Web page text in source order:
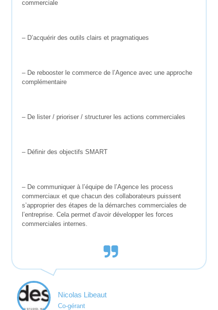
commerciale
– D’acquérir des outils clairs et pragmatiques
– De rebooster le commerce de l’Agence avec une approche
complémentaire
– De lister / prioriser / structurer les actions commerciales
– Définir des objectifs SMART
– De communiquer à l’équipe de l’Agence les process
commerciaux et que chacun des collaborateurs puissent
s’approprier des étapes de la démarches commerciales de
l’entreprise. Cela permet d’avoir développer les forces
commerciales internes.
Nicolas Libeaut
Co-gérant